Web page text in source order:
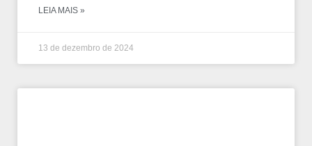
LEIA MAIS »
13 de dezembro de 2024